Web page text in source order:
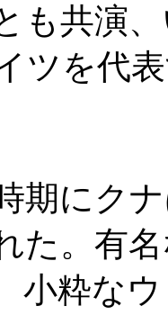
も共演
ツを代
期にク
た。有
小粋な